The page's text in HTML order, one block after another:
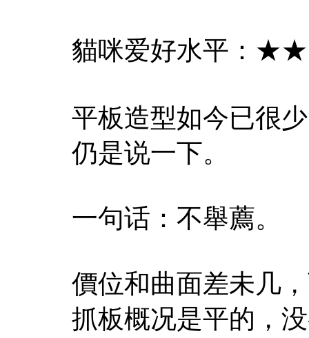
貓咪爱好水平：
平板造型如今已很
仍是说一下。
一句话：不舉薦。
價位和曲面差未几
抓板概况是平的，